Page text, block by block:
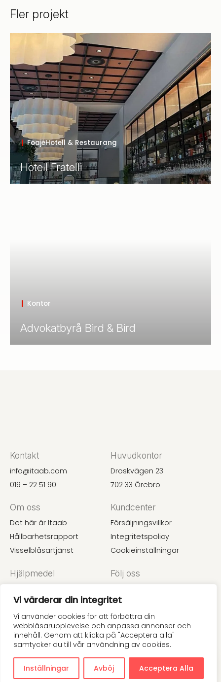
Vi värderar din integritet
Vi använder cookies för att förbättra din
webbläsarupplevelse och anpassa annonser och
innehåll. Genom att klicka på "Acceptera alla"
samtycker du till vår användning av cookies.
Inställningar Avböj Acceptera Alla
Fler projekt
Hotell Fratelli
FoajéHotell & Restaurang
Advokatbyrå Bird & Bird
Kontor
Kontakt
info@itaab.com
019 – 22 51 90
Huvudkontor
Droskvägen 23
702 33 Örebro
Om oss
Det här är Itaab
Hållbarhetsrapport
Visselblåsartjänst
Kundcenter
Försäljningsvillkor
Integritetspolicy
Cookieinställningar
Hjälpmedel
Akustik
Prislista
Följ oss
LinkedIn
Pinterest